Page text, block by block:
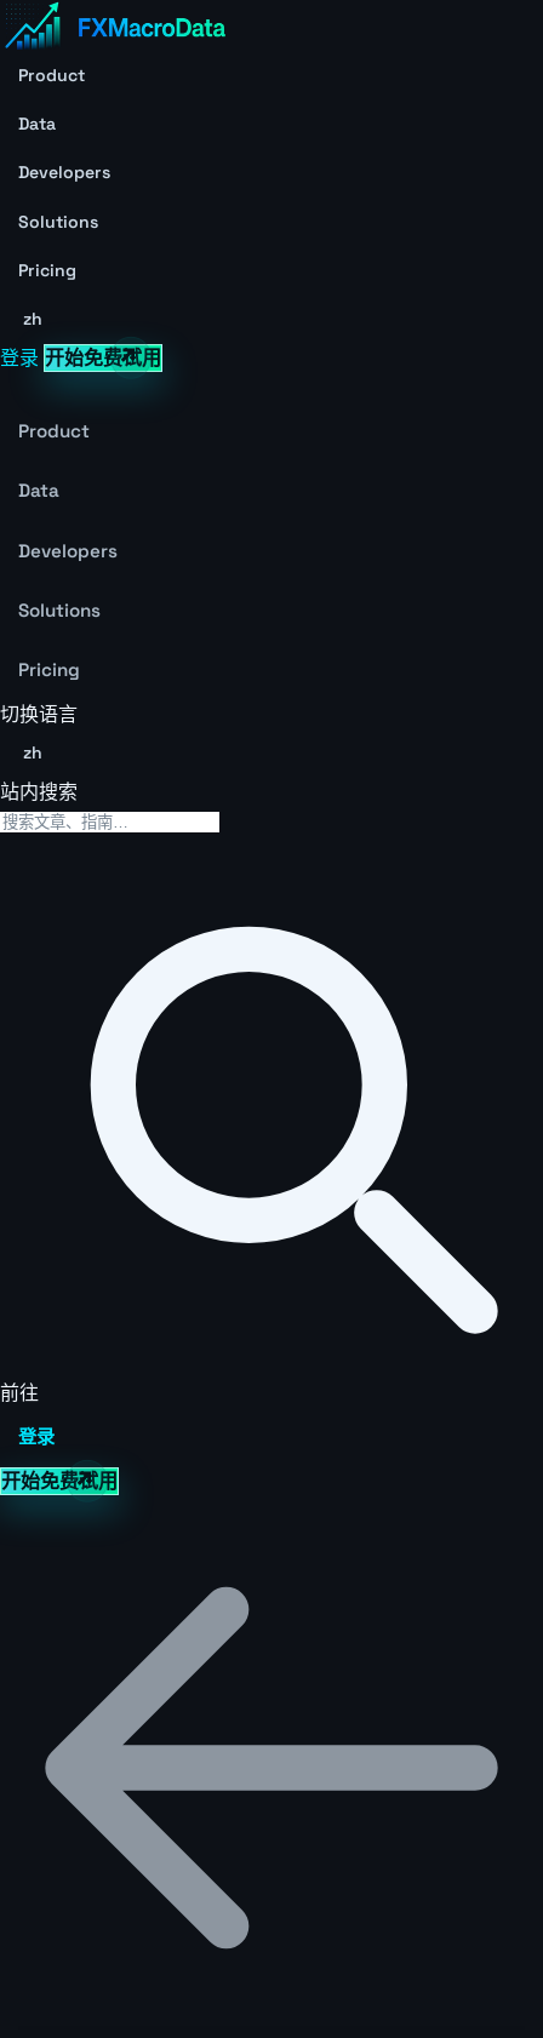
Product
Data
Developers
Solutions
Pricing
zh
登录 开始免费试用
Product
Data
Developers
Solutions
Pricing
切换语言
zh
站内搜索
前往
登录
开始免费试用